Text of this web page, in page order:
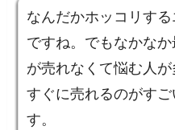
なんだかホッコリす
ですね。でもなかな
が売れなくて悩む人が
すぐに売れるのがすご
す。